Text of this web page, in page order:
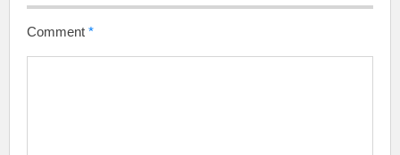
Comment *